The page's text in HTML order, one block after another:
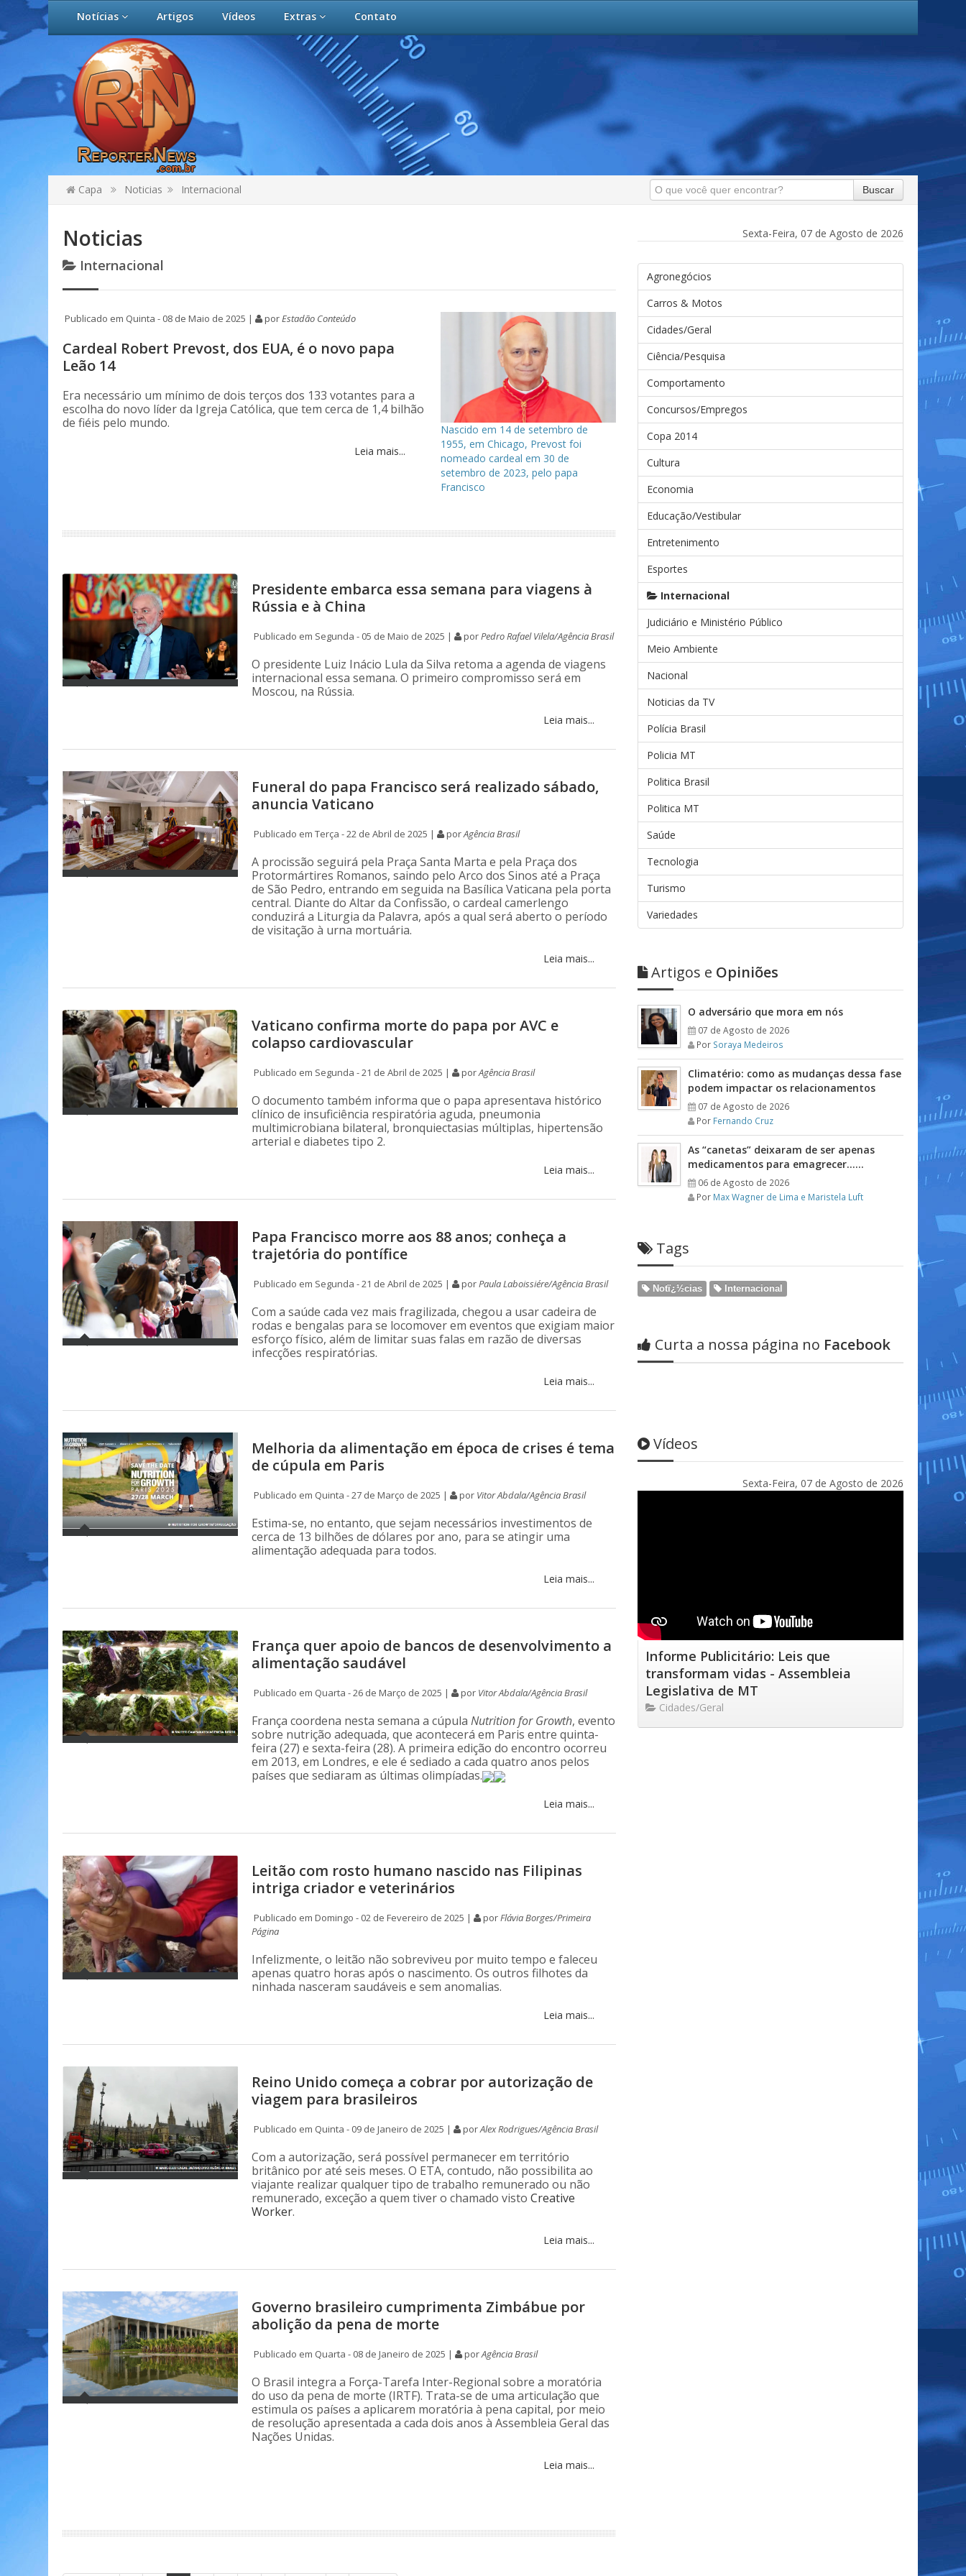
Notícias Artigos Vídeos Extras Contato
Capa Noticias Internacional Buscar
Noticias
Internacional
Publicado em Quinta - 08 de Maio de 2025 | porEstadão Conteúdo
Cardeal Robert Prevost, dos EUA, é o novo papa
Leão 14
Era necessário um mínimo de dois terços dos 133 votantes para a
escolha do novo líder da Igreja Católica, que tem cerca de 1,4 bilhão
de fiéis pelo mundo.
Leia mais...
Nascido em 14 de setembro de
1955, em Chicago, Prevost foi
nomeado cardeal em 30 de
setembro de 2023, pelo papa
Francisco
Presidente embarca essa semana para viagens à
Rússia e à China
Publicado em Segunda - 05 de Maio de 2025 | porPedro Rafael Vilela/Agência Brasil
O presidente Luiz Inácio Lula da Silva retoma a agenda de viagens
internacional essa semana. O primeiro compromisso será em
Moscou, na Rússia.
Leia mais...
Funeral do papa Francisco será realizado sábado,
anuncia Vaticano
Publicado em Terça - 22 de Abril de 2025 | porAgência Brasil
A procissão seguirá pela Praça Santa Marta e pela Praça dos
Protormártires Romanos, saindo pelo Arco dos Sinos até a Praça
de São Pedro, entrando em seguida na Basílica Vaticana pela porta
central. Diante do Altar da Confissão, o cardeal camerlengo
conduzirá a Liturgia da Palavra, após a qual será aberto o período
de visitação à urna mortuária.
Leia mais...
Vaticano confirma morte do papa por AVC e
colapso cardiovascular
Publicado em Segunda - 21 de Abril de 2025 | porAgência Brasil
O documento também informa que o papa apresentava histórico
clínico de insuficiência respiratória aguda, pneumonia
multimicrobiana bilateral, bronquiectasias múltiplas, hipertensão
arterial e diabetes tipo 2.
Leia mais...
Papa Francisco morre aos 88 anos; conheça a
trajetória do pontífice
Publicado em Segunda - 21 de Abril de 2025 | porPaula Laboissiére/Agência Brasil
Com a saúde cada vez mais fragilizada, chegou a usar cadeira de
rodas e bengalas para se locomover em eventos que exigiam maior
esforço físico, além de limitar suas falas em razão de diversas
infecções respiratórias.
Leia mais...
Melhoria da alimentação em época de crises é tema
de cúpula em Paris
Publicado em Quinta - 27 de Março de 2025 | por Vitor Abdala/Agência Brasil
Estima-se, no entanto, que sejam necessários investimentos de
cerca de 13 bilhões de dólares por ano, para se atingir uma
alimentação adequada para todos.
Leia mais...
França quer apoio de bancos de desenvolvimento a
alimentação saudável
Publicado em Quarta - 26 de Março de 2025 | por Vitor Abdala/Agência Brasil
França coordena nesta semana a cúpulaNutrition for Growth, evento
sobre nutrição adequada, que acontecerá em Paris entre quinta-
feira (27) e sexta-feira (28). A primeira edição do encontro ocorreu
em 2013, em Londres, e ele é sediado a cada quatro anos pelos
países que sediaram as últimas olimpíadas.
Leia mais...
Leitão com rosto humano nascido nas Filipinas
intriga criador e veterinários
Publicado em Domingo - 02 de Fevereiro de 2025 | porFlávia Borges/Primeira
Página
Infelizmente, o leitão não sobreviveu por muito tempo e faleceu
apenas quatro horas após o nascimento. Os outros filhotes da
ninhada nasceram saudáveis e sem anomalias.
Leia mais...
Reino Unido começa a cobrar por autorização de
viagem para brasileiros
Publicado em Quinta - 09 de Janeiro de 2025 | porAlex Rodrigues/Agência Brasil
Com a autorização, será possível permanecer em território
britânico por até seis meses. O ETA, contudo, não possibilita ao
viajante realizar qualquer tipo de trabalho remunerado ou não
remunerado, exceção a quem tiver o chamado vistoCreative
Worker.
Leia mais...
Governo brasileiro cumprimenta Zimbábue por
abolição da pena de morte
Publicado em Quarta - 08 de Janeiro de 2025 | porAgência Brasil
O Brasil integra a Força-Tarefa Inter-Regional sobre a moratória
do uso da pena de morte (IRTF). Trata-se de uma articulação que
estimula os países a aplicarem moratória à pena capital, por meio
de resolução apresentada a cada dois anos à Assembleia Geral das
Nações Unidas.
Leia mais...
Sexta-Feira, 07 de Agosto de 2026
Agronegócios
Carros & Motos
Cidades/Geral
Ciência/Pesquisa
Comportamento
Concursos/Empregos
Copa 2014
Cultura
Economia
Educação/Vestibular
Entretenimento
Esportes
Internacional
Judiciário e Ministério Público
Meio Ambiente
Nacional
Noticias da TV
Polícia Brasil
Policia MT
Politica Brasil
Politica MT
Saúde
Tecnologia
Turismo
Variedades
Artigos e Opiniões
O adversário que mora em nós
07 de Agosto de 2026
Por Soraya Medeiros
Climatério: como as mudanças dessa fase
podem impactar os relacionamentos
07 de Agosto de 2026
Por Fernando Cruz
As “canetas” deixaram de ser apenas
medicamentos para emagrecer……
06 de Agosto de 2026
Por Max Wagner de Lima e Maristela Luft
Tags
Notï¿½cias Internacional
Curta a nossa página no Facebook
Vídeos
Sexta-Feira, 07 de Agosto de 2026
Informe Publicitário: Leis que
transformam vidas - Assembleia
Legislativa de MT
Cidades/Geral